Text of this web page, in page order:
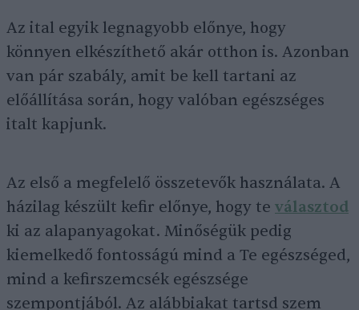
Az ital egyik legnagyobb előnye, hogy
könnyen elkészíthető akár otthon is. Azonban
van pár szabály, amit be kell tartani az
előállítása során, hogy valóban egészséges
italt kapjunk.
Az első a megfelelő összetevők használata. A
házilag készült kefir előnye, hogy te választod
ki az alapanyagokat. Minőségük pedig
kiemelkedő fontosságú mind a Te egészséged,
mind a kefirszemcsék egészsége
szempontjából. Az alábbiakat tartsd szem